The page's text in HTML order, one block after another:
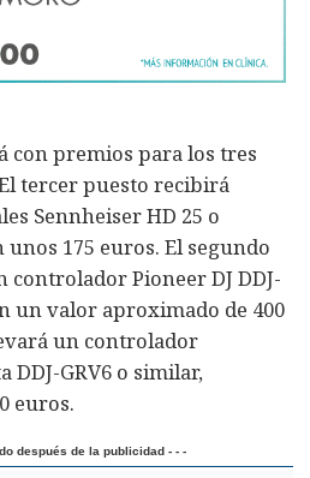
con premios para los tres
tercer puesto recibirá
Sennheiser HD 25 o
175 euros. El segundo
Pioneer DJ DDJ-
un valor aproximado de 400
un controlador
GRV6 o similar,
euros.
después de la publicidad - - -